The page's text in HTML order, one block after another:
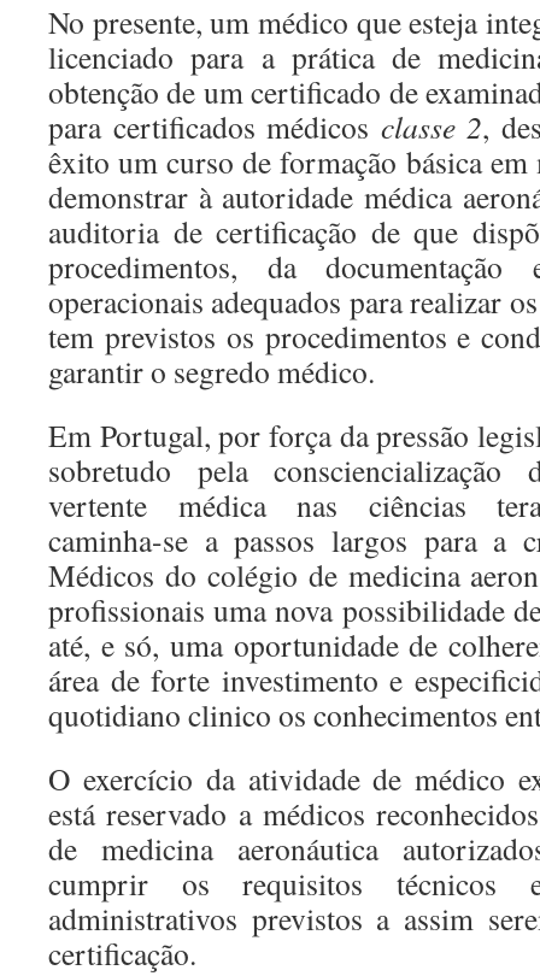
No presente, um médico que esteja
licenciado para a prática de
obtenção de um certificado de
para certificados médicos classe 2,
êxito um curso de formação básica em
demonstrar à autoridade médica
auditoria de certificação de que
procedimentos, da documentação
operacionais adequados para realizar
tem previstos os procedimentos e
garantir o segredo médico.
Em Portugal, por força da pressão
sobretudo pela consciencialização
vertente médica nas ciências
caminha-se a passos largos para a
Médicos do colégio de medicina
profissionais uma nova possibilidade
até, e só, uma oportunidade de
área de forte investimento e
quotidiano clinico os conhecimentos
O exercício da atividade de médico
está reservado a médicos
de medicina aeronáutica
cumprir os requisitos técnicos
administrativos previstos a assim
certificação.